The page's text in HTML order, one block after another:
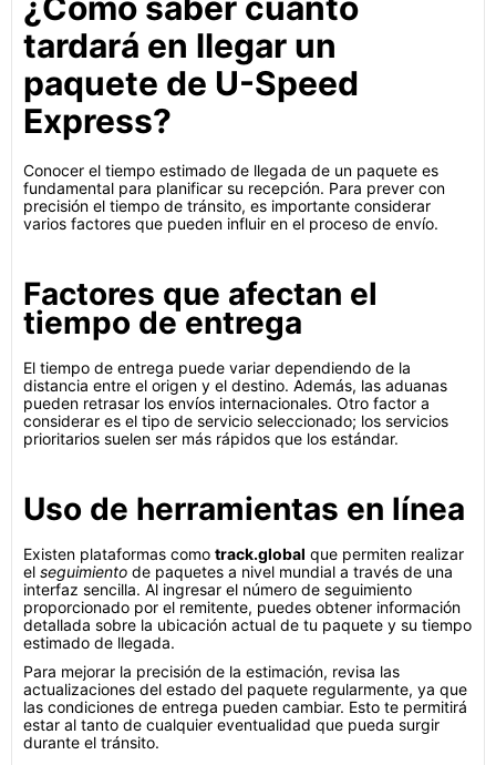
tardará en llegar un
paquete de U-Speed
Express?
Conocer el tiempo estimado de llegada de un paquete es
fundamental para planificar su recepción. Para prever con
precisión el tiempo de tránsito, es importante considerar
varios factores que pueden influir en el proceso de envío.
Factores que afectan el
tiempo de entrega
El tiempo de entrega puede variar dependiendo de la
distancia entre el origen y el destino. Además, las aduanas
pueden retrasar los envíos internacionales. Otro factor a
considerar es el tipo de servicio seleccionado; los servicios
prioritarios suelen ser más rápidos que los estándar.
Uso de herramientas en línea
Existen plataformas como track.global que permiten realizar
el seguimiento de paquetes a nivel mundial a través de una
interfaz sencilla. Al ingresar el número de seguimiento
proporcionado por el remitente, puedes obtener información
detallada sobre la ubicación actual de tu paquete y su tiempo
estimado de llegada.
Para mejorar la precisión de la estimación, revisa las
actualizaciones del estado del paquete regularmente, ya que
las condiciones de entrega pueden cambiar. Esto te permitirá
estar al tanto de cualquier eventualidad que pueda surgir
durante el tránsito.